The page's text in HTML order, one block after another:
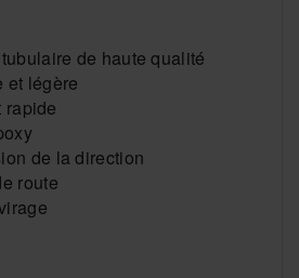
de haute qualité
et légère
rapide
de la direction
route